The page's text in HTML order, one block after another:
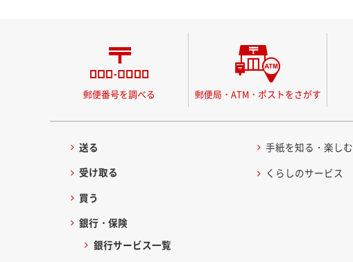
郵便番号を調べる 郵便局・ATM・ポストをさがす
送る
受け取る
買う
銀行・保険
銀行サービス一覧
手紙を知る・楽しむ
くらしのサービス